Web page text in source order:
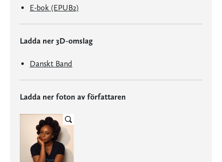
E-bok (EPUB2)
Ladda ner 3D-omslag
Danskt Band
Ladda ner foton av författaren